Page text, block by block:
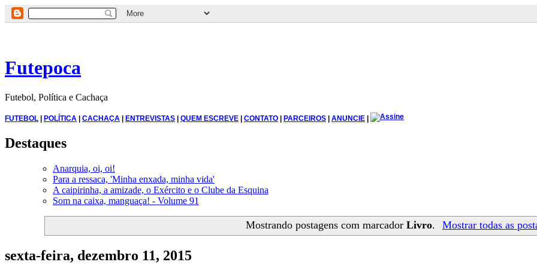
Futepoca
Futebol, Política e Cachaça
FUTEBOL | POLÍTICA | CACHAÇA | ENTREVISTAS | QUEM ESCREVE | CONTATO | PARCEIROS | ANUNCIE |
Destaques
Anarquia, oi, oi!
Para a ressaca, 'Minha enxada, minha vida'
A caipirinha, a amizade, o Exército e o Clube da Esquina
Som na caixa, manguaça! - Volume 91
Mostrando postagens com marcador Livro. Mostrar todas as
sexta-feira, dezembro 11, 2015